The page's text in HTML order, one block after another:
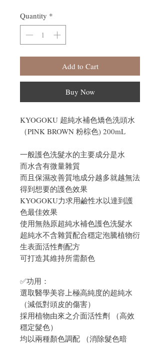
Quantity *
Add to Cart
Buy Now
KYOGOKU 超純水補色矯色洗頭水
（PINK BROWN 粉棕色) 200mL
一般護色洗髮水的主要成分是水
而水含有微量雜質
而且保濕改善質地成分越多就越無法
得到想要的護色效果
KYOGOKU力求用鹼性水以達到護
色最佳效果
使用無熱原超純水補色護色洗髮水
超純水不含雜質配合穩定泡騰植物衍
生表面活性劑配方
可打造其維持所需顏色
✅功用：
選取醫學美容上極高純度的超純水
（減低對頭皮的傷害）
採用植物由來之介面活性劑 （高效
穩定髮色）
均以兩種顏色調配 （消除髮色暗